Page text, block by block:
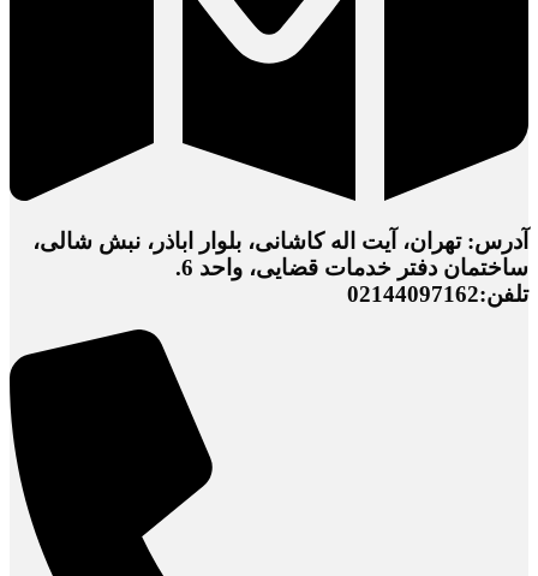
آدرس: تهران، آیت اله کاشانی، بلوار اباذر، نبش شالی،
ساختمان دفتر خدمات قضایی، واحد 6.
تلفن:02144097162